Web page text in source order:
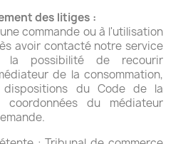
des litiges :
commande ou à l'utilisation
avoir contacté notre service
la possibilité de recourir
de la consommation,
dispositions du Code de la
coordonnées du médiateur